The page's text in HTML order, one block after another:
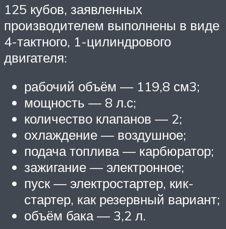
125 кубов, заявленных
производителем выполнены в виде
4-тактного, 1-цилиндрового
двигателя:
рабочий объём — 119,8 см3;
мощность — 8 л.с;
количество клапанов — 2;
охлаждение — воздушное;
подача топлива — карбюратор;
зажигание — электронное;
пуск — электростартер, кик-
стартер, как резервный вариант;
объём бака — 3,2 л.